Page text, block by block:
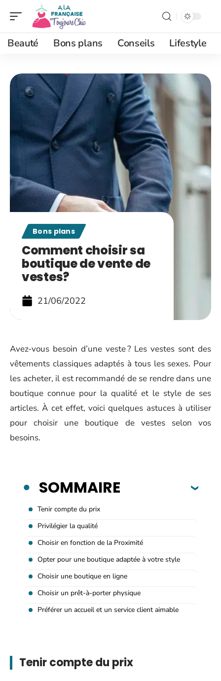
Beauté Bons plans Conseils Lifestyle
Bons plans
Comment choisir sa
boutique de vente de
vestes?
21/06/2022
Avez-vous besoin d’une veste ? Les vestes sont des
vêtements classiques adaptés à tous les sexes. Pour
les acheter, il est recommandé de se rendre dans une
boutique connue pour la qualité et le style de ses
articles. À cet effet, voici quelques astuces à utiliser
pour choisir une boutique de vestes selon vos
besoins.
SOMMAIRE
Tenir compte du prix
Privilégier la qualité
Choisir en fonction de la Proximité
Opter pour une boutique adaptée à votre style
Choisir une boutique en ligne
Choisir un prêt-à-porter physique
Préférer un accueil et un service client aimable
Tenir compte du prix